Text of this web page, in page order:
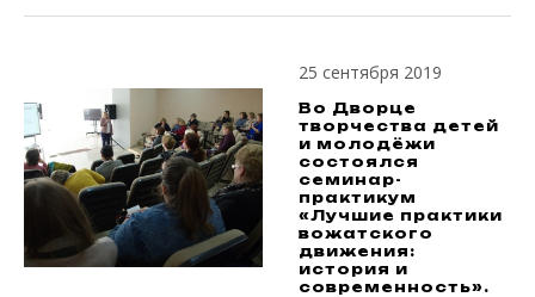
25 сентября 2019
Во Дворце
творчества детей
и молодёжи
состоялся
семинар-
практикум
«Лучшие практики
вожатского
движения:
история и
современность».